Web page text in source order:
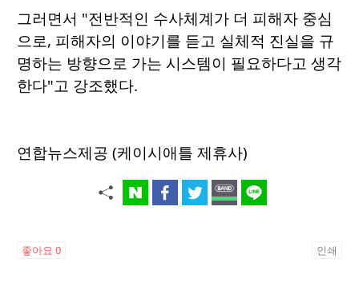
그러면서 "전반적인 수사체계가 더 피해자 중심
으로, 피해자의 이야기를 듣고 실체적 진실을 규
명하는 방향으로 가는 시스템이 필요하다고 생각
한다"고 강조했다.
연합뉴스제공 (케이시애틀 제휴사)
좋아요 0 인쇄